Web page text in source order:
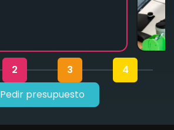
2 3
4
Pedir presupuesto